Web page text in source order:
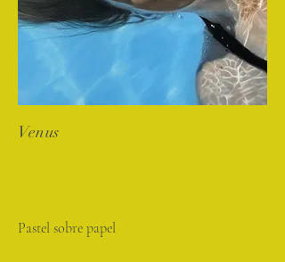
Venus
Pastel sobre papel